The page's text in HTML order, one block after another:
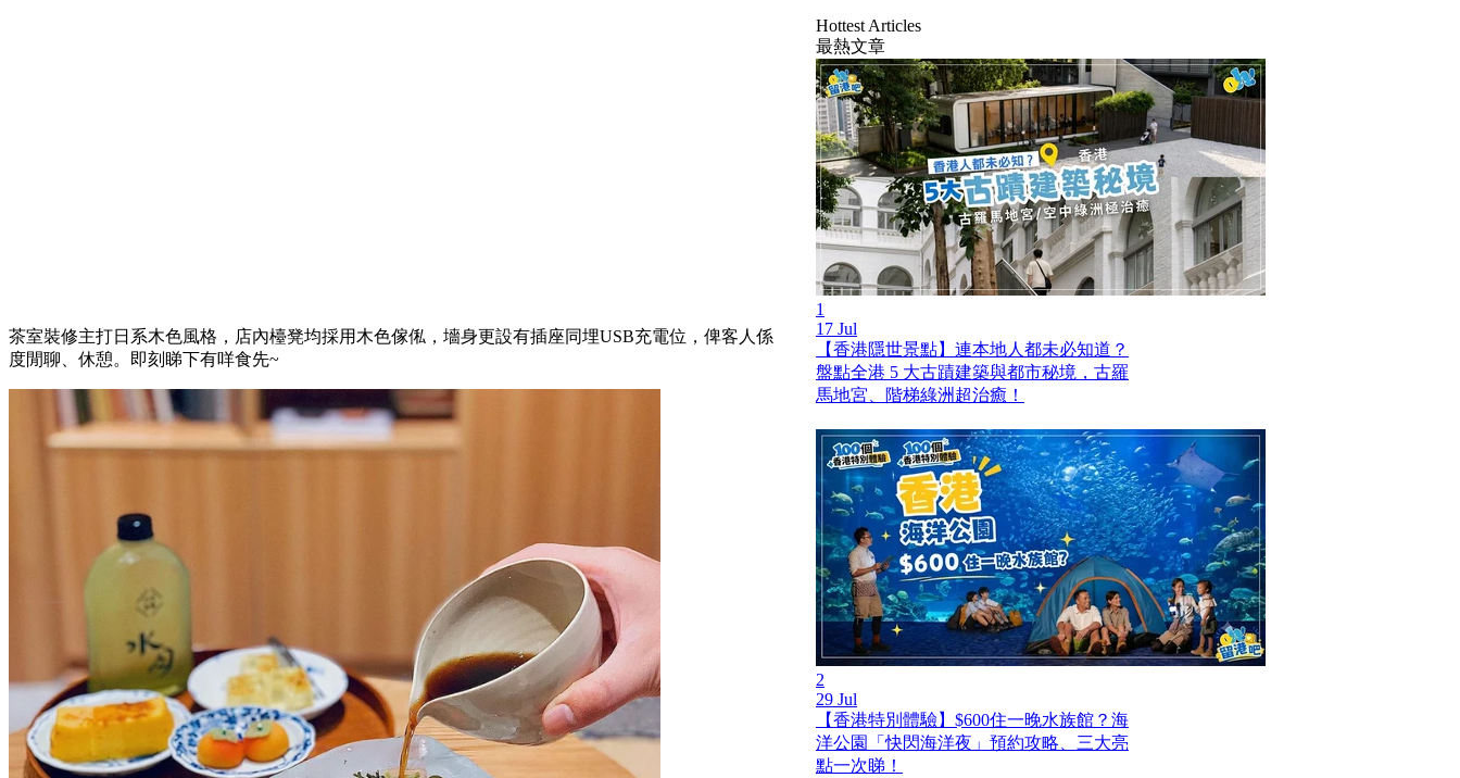
茶室裝修主打日系木色風格，店內檯凳均採用木色傢俬，墻身更設有插座同埋USB充電位，俾客人係
度閒聊、休憩。即刻睇下有咩食先~
Hottest Articles
最熱文章
1
17 Jul
【香港隱世景點】連本地人都未必知道？
盤點全港 5 大古蹟建築與都市秘境，古羅
馬地宮、階梯綠洲超治癒！
2
29 Jul
【香港特別體驗】$600住一晚水族館？海
洋公園「快閃海洋夜」預約攻略、三大亮
點一次睇！